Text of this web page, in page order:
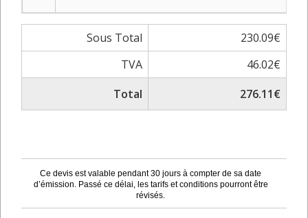
Sous Total
230.09€
TVA
46.02€
Total
276.11€
Ce devis est valable pendant 30 jours à compter de sa date
d’émission. Passé ce délai, les tarifs et conditions pourront être
révisés.